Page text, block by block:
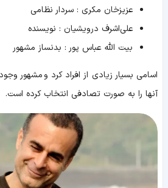
عزیزخان مکری : سردار نظامی
علی‌اشرف درویشیان : نویسنده
بیت الله عباس پور : بدنساز مشهور
اسامی بسیار زیادی از افراد کرد و مشهور
آنها را به صورت تصادفی انتخاب کرده است.